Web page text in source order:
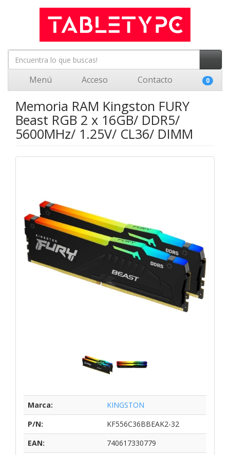
Menú Acceso Contacto 0
Memoria RAM Kingston FURY
Beast RGB 2 x 16GB/ DDR5/
5600MHz/ 1.25V/ CL36/ DIMM
Marca:
KINGSTON
P/N:
KF556C36BBEAK2-32
EAN:
740617330779